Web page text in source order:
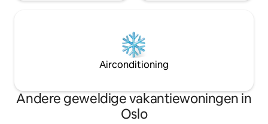
Airconditioning
Andere geweldige vakantiewoningen in
Oslo